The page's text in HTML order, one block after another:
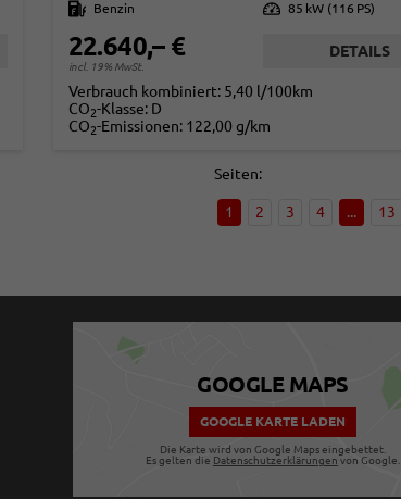
Kraftstoff
Benzin Leistung 85 kW (116 PS)
22.640,– €
incl. 19% MwSt.
DETAILS
Verbrauch kombiniert: 5,40 l/100km
CO2-Klasse: D
CO2-Emissionen: 122,00 g/km
Seiten:
1 2 3 4 ... 13
GOOGLE MAPS
GOOGLE KARTE LADEN
Die Karte wird von Google Maps eingebettet.
Es gelten die Datenschutzerklärungen von Google.